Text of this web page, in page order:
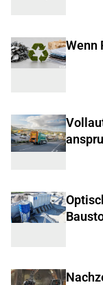
Wenn